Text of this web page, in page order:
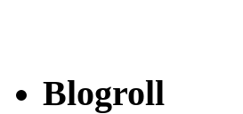
Blogroll